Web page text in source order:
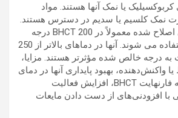
یا نمک آنها هستند. مواد
نمک کلسیم یا سدیم در دسترس هستند.
لیگنوسولفونات های اصلاح شده معمولاً در BHCT 200 درجه
فارنهایت یا بالاتر استفاده می شوند. آنها در دماهای بالاتر از 250
به درجه خالص شده مؤثرتر هستند. مزایا،
بهبود پایداری آنها در دمای
بالا بالاتر از 300 درجه فارنهایت BHCT، افزایش فعالیت
با افزودنی‌های از دست دادن مایعات